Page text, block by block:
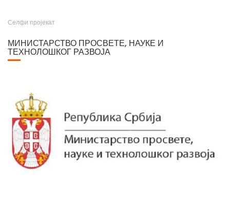
Селфи пројекат
МИНИСТАРСТВО ПРОСВЕТЕ, НАУКЕ И
ТЕХНОЛОШКОГ РАЗВОЈА